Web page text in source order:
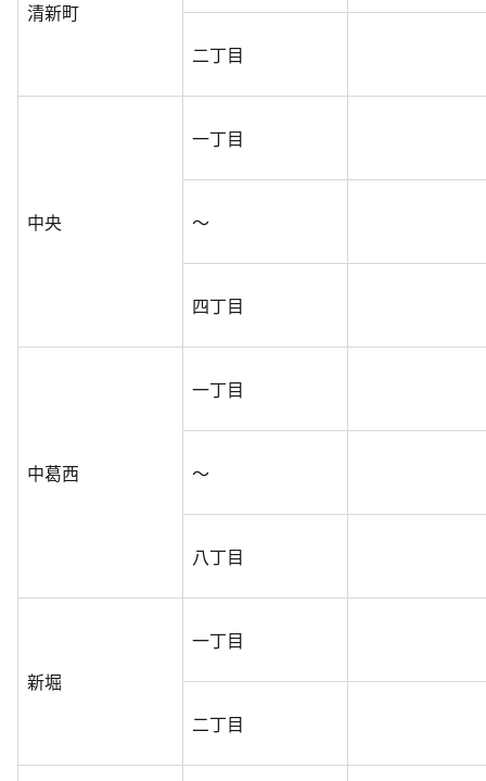
清新町
二丁目
中央
一丁目
～
四丁目
中葛西
一丁目
～
八丁目
新堀
一丁目
二丁目